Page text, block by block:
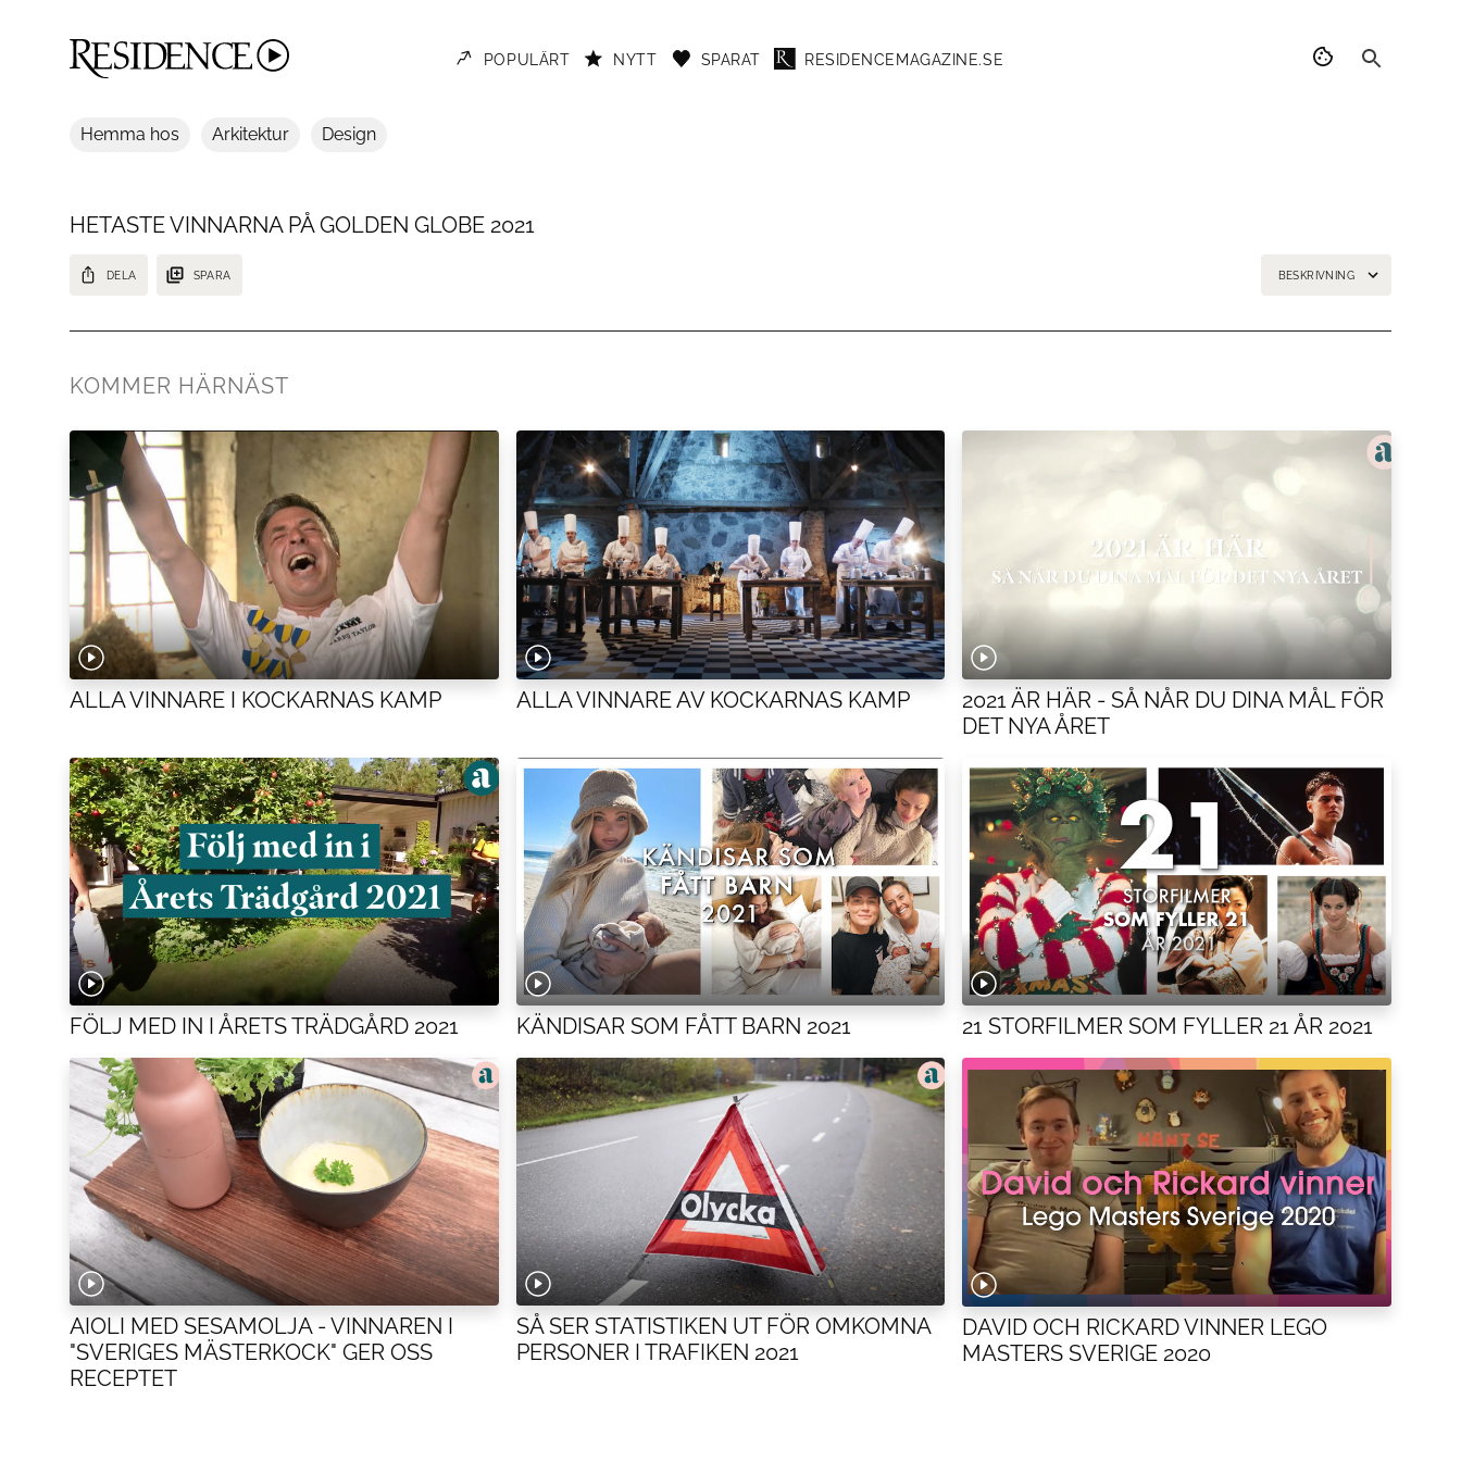
POPULÄRT NYTT SPARAT RESIDENCEMAGAZINE.SE
Hemma hos Arkitektur Design
HETASTE VINNARNA PÅ GOLDEN GLOBE 2021
DELA SPARA BESKRIVNING
KOMMER HÄRNÄST
ALLA VINNARE I KOCKARNAS KAMP ALLA VINNARE AV KOCKARNAS KAMP
2021 ÄR HÄR - SÅ NÅR DU DINA MÅL FÖR
DET NYA ÅRET
FÖLJ MED IN I ÅRETS TRÄDGÅRD 2021 KÄNDISAR SOM FÅTT BARN 2021 21 STORFILMER SOM FYLLER 21 ÅR 2021
AIOLI MED SESAMOLJA - VINNAREN I
"SVERIGES MÄSTERKOCK" GER OSS
RECEPTET
SÅ SER STATISTIKEN UT FÖR OMKOMNA
PERSONER I TRAFIKEN 2021
DAVID OCH RICKARD VINNER LEGO
MASTERS SVERIGE 2020